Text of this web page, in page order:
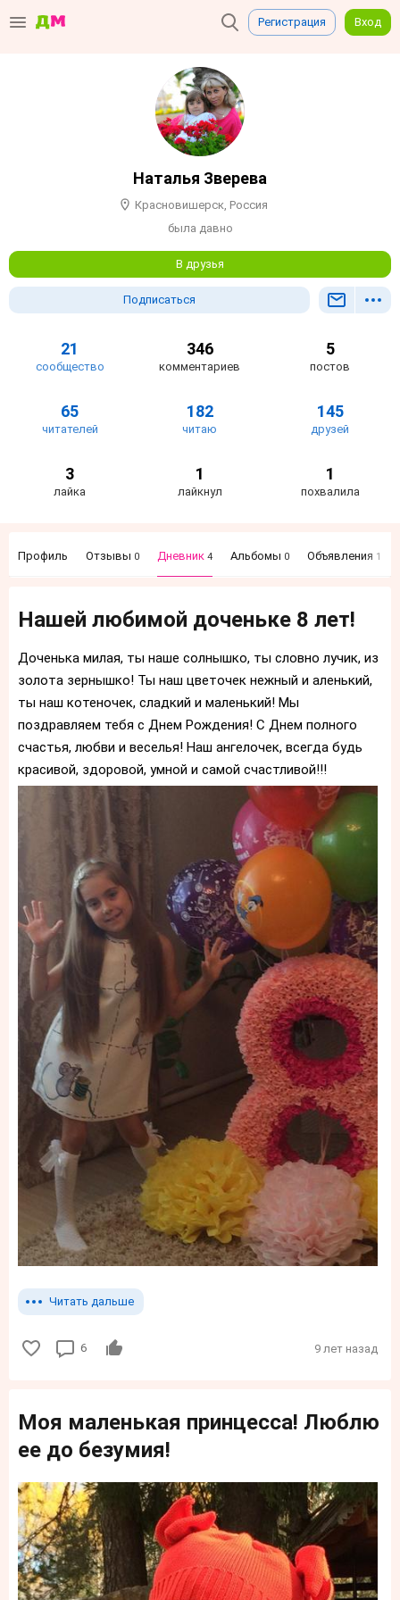
Регистрация Вход
Наталья Зверева
Красновишерск, Россия
была давно
В друзья
Подписаться
21
сообщество
346
комментариев
5
постов
65
читателей
182
читаю
145
друзей
3
лайка
1
лайкнул
1
похвалила
Профиль Отзывы 0 Дневник 4 Альбомы 0 Объявления 1
Нашей любимой доченьке 8 лет!
Доченька милая, ты наше солнышко, ты словно лучик, из
золота зернышко! Ты наш цветочек нежный и аленький,
ты наш котеночек, сладкий и маленький! Мы
поздравляем тебя с Днем Рождения! С Днем полного
счастья, любви и веселья! Наш ангелочек, всегда будь
красивой, здоровой, умной и самой счастливой!!!
Читать дальше
6 9 лет назад
Моя маленькая принцесса! Люблю
ее до безумия!